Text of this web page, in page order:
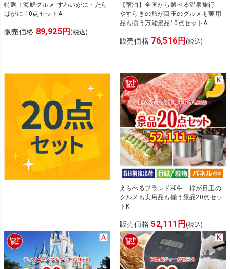
特選！海鮮グルメ ずわいがに・たら
ばがに 10点セットA
販売価格 89,925円(税込)
【宿泊】全国から選べる温泉旅行
やすらぎの旅が目玉のグルメも実用
品も揃う万能景品10点セットA
販売価格 76,516円(税込)
えらべるブランド和牛 梓が目玉の
グルメも実用品も揃う景品20点セッ
トK
販売価格 52,111円(税込)